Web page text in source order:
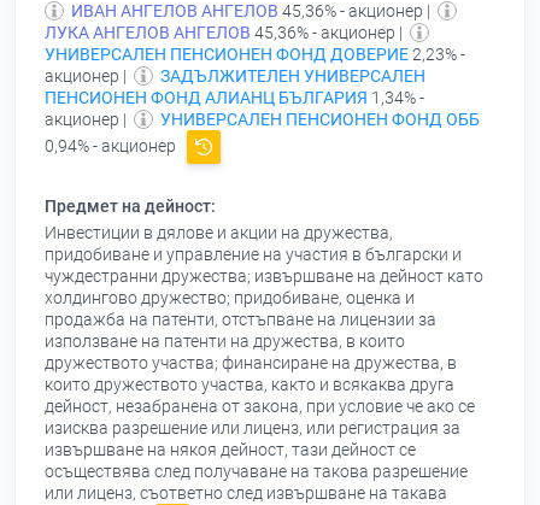
ИВАН АНГЕЛОВ АНГЕЛОВ 45,36% - акционер |
ЛУКА АНГЕЛОВ АНГЕЛОВ 45,36% - акционер |
УНИВЕРСАЛЕН ПЕНСИОНЕН ФОНД ДОВЕРИЕ2,23% -
акционер |
ЗАДЪЛЖИТЕЛЕН УНИВЕРСАЛЕН
ПЕНСИОНЕН ФОНД АЛИАНЦ БЪЛГАРИЯ 1,34% -
акционер |
УНИВЕРСАЛЕН ПЕНСИОНЕН ФОНД ОББ
0,94% - акционер
Предмет на дейност:
Инвестиции в дялове и акции на дружества,
придобиване и управление на участия в български и
чуждестранни дружества; извършване на дейност като
холдингово дружество; придобиване, оценка и
продажба на патенти, отстъпване на лицензии за
използване на патенти на дружества, в които
дружеството участва; финансиране на дружества, в
които дружеството участва, както и всякаква друга
дейност, незабранена от закона, при условие че ако се
изисква разрешение или лиценз, или регистрация за
извършване на някоя дейност, тази дейност се
осъществява след получаване на такова разрешение
или лиценз, съответно след извършване на такава